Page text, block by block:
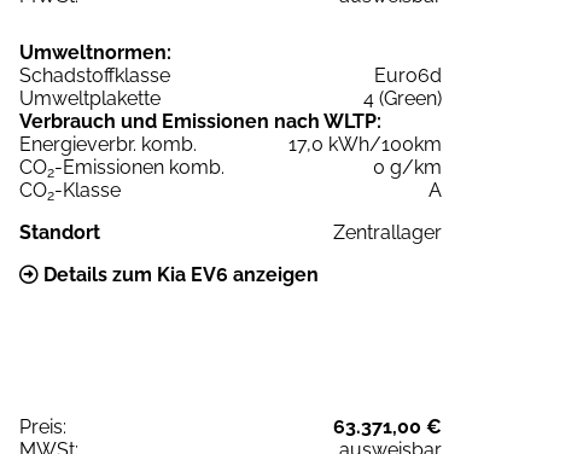
Umweltnormen:
Schadstoffklasse
Euro6d
Umweltplakette
4 (Green)
Verbrauch und Emissionen nach WLTP:
Energieverbr. komb.
17,0 kWh/100km
CO2-Emissionen komb.
0 g/km
CO2-Klasse
A
Standort
Zentrallager
Details zum Kia EV6 anzeigen
Preis:
63.371,00 €